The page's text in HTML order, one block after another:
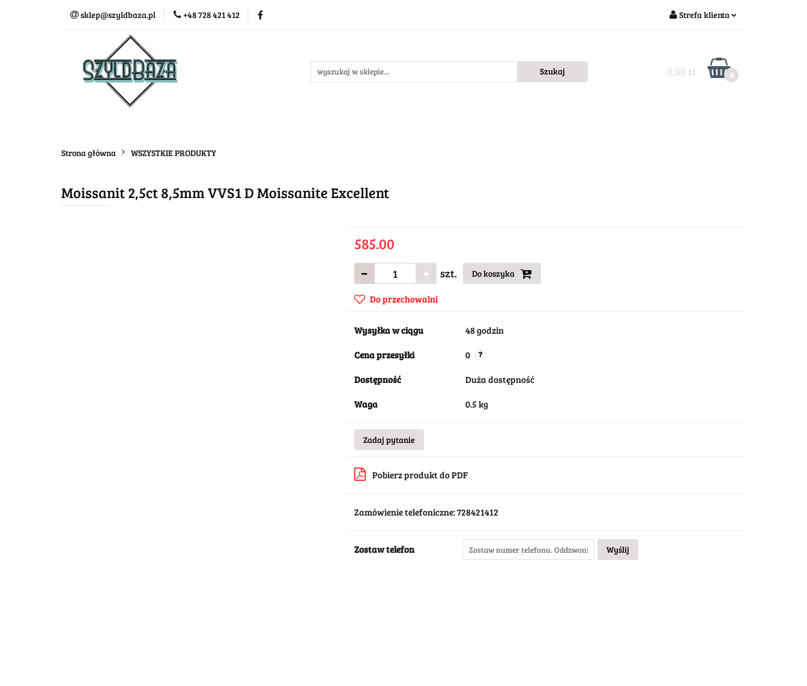
sklep@szyldbaza.pl +48 728 421 412 Strefa klienta
Zarejestruj się
Dodaj zgłoszenie
0,00 zł 0
Strona główna WSZYSTKIE PRODUKTY
Moissanit 2,5ct 8,5mm VVS1 D Moissanite Excellent
585.00
szt. Do koszyka
Do przechowalni
Wysyłka w ciągu 48 godzin
Cena przesyłki 0
Dostępność Duża dostępność
Waga 0.5 kg
Zadaj pytanie
Pobierz produkt do PDF
Zamówienie telefoniczne: 728421412
Zostaw telefon Wyślij